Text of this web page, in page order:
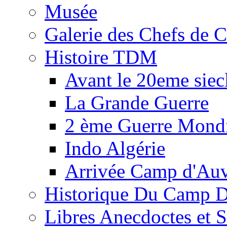
Musée
Galerie des Chefs de
Histoire TDM
Avant le 20eme
La Grande Guerre
2 ème Guerre
Indo Algérie
Arrivée Camp
Historique Du Camp
Libres Anecdoctes et